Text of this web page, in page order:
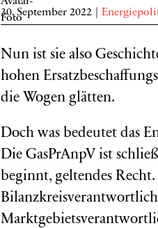
30. September 2022
Nun ist sie also
hohen
die Wogen glätten.
Doch was bedeutet das
Die GasPrAnpV ist
beginnt, geltendes